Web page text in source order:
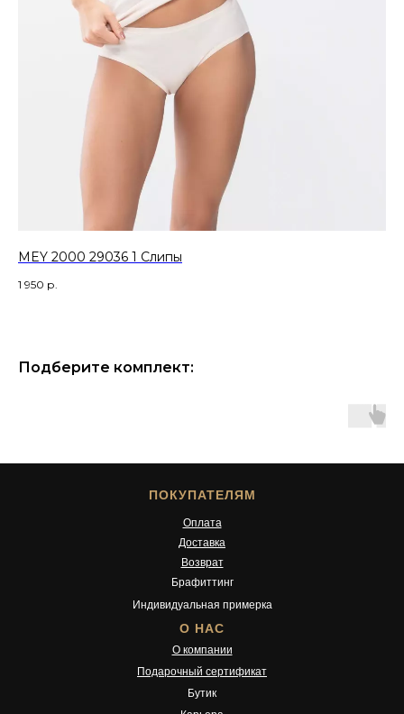
MEY 2000 29036 1 Слипы
1 950 р.
Подберите комплект:
ПОКУПАТЕЛЯМ
О НАС
Оплата
Доставка
Брафиттинг
Индивидуальная примерка
Возврат
Подарочный сертификат
О компании
Бутик